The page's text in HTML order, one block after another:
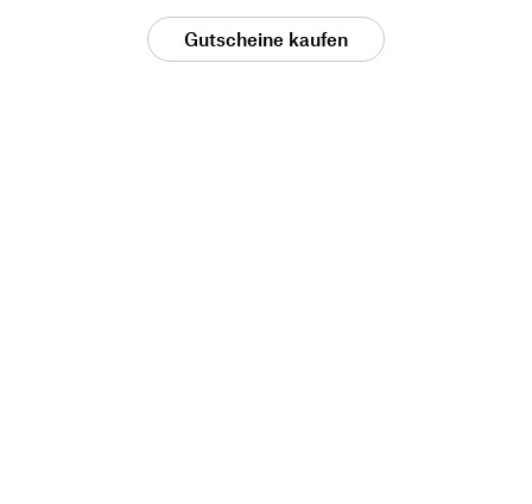
Gutscheine kaufen